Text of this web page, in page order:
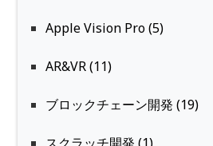
Apple Vision Pro (5)
AR&VR (11)
ブロックチェーン開発 (19)